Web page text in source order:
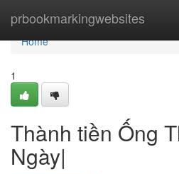
prbookmarkingwebsites
Home
Home
1
Thành tiền Ống
Ngày|